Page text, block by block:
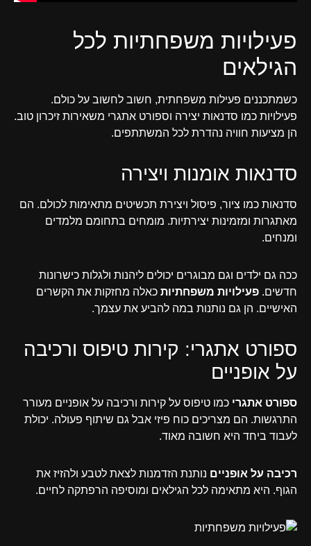
פעילויות משפחתיות לכל
הגילאים
כשמתכננים פעילות משפחתית, חשוב לחשוב על כולם.
פעילויות כמו סדנאות יצירה וספורט אתגרי משאירות זיכרון טוב.
הן מציעות חוויה נהדרת לכל המשתתפים.
סדנאות אומנות ויצירה
סדנאות כמו ציור, פיסול ויצירת תכשיטים מתאימות לכולם. הם
מאתגרות ומזמינות יצירתיות. מומחים בתחומם מלמדים
ומנחים.
ככה גם ילדים וגם מבוגרים יכולים ליהנות ולגלות כישרונות
חדשים. פעילויות משפחתיות כאלה מחזקות את הקשרים
האישיים. הן גם נותנות במה להביע את עצמך.
ספורט אתגרי: קירות טיפוס ורכיבה
על אופניים
ספורט אתגרי כמו טיפוס על קירות ורכיבה על אופניים מעורר
התרגשות. הם מצריכים כוח פיזי אבל גם שיתוף פעולה. יכולת
לעבוד ביחד היא חשובה מאוד.
רכיבה על אופניים נותנת הזדמנות לצאת לטבע ולהזיז את
הגוף. היא מתאימה לכל הגילאים ומוסיפה הרפתקה לחיים.